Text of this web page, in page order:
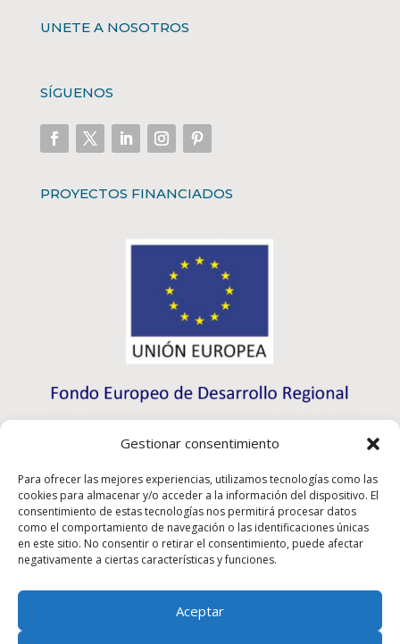
Gestionar consentimiento
Para ofrecer las mejores experiencias, utilizamos tecnologías como las
cookies para almacenar y/o acceder a la información del dispositivo. El
consentimiento de estas tecnologías nos permitirá procesar datos
como el comportamiento de navegación o las identificaciones únicas
en este sitio. No consentir o retirar el consentimiento, puede afectar
negativamente a ciertas características y funciones.
Aceptar
UNETE A NOSOTROS
SÍGUENOS
PROYECTOS FINANCIADOS
Rioma S.L. ha participado en el Programa de Iniciación